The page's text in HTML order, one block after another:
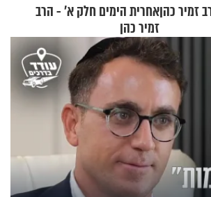
זמיר כהןאחרית הימים חלק א’ - הרב
זמיר כהן